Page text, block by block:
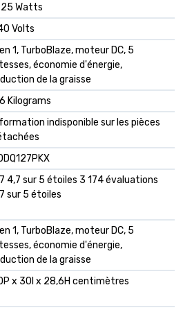
Watts
Volts
1, TurboBlaze, moteur DC, 5
économie d'énergie,
de la graisse
Kilograms
indisponible sur les pièces
4,7 sur 5 étoiles 3 174 évaluations
sur 5 étoiles
1, TurboBlaze, moteur DC, 5
économie d'énergie,
de la graisse
x 30l x 28,6H centimètres